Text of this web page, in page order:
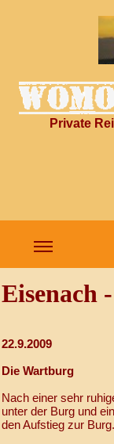
Private
Eisenach
22.9.2009
Die Wartburg
Nach einer sehr
unter der Burg und
den Aufstieg zur Burg.